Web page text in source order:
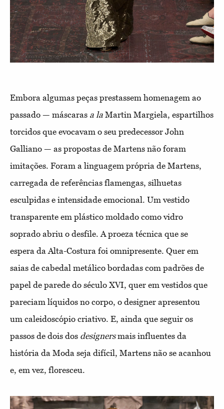
Embora algumas peças prestassem homenagem ao
passado — máscaras a la Martin Margiela, espartilhos
torcidos que evocavam o seu predecessor John
Galliano — as propostas de Martens não foram
imitações. Foram a linguagem própria de Martens,
carregada de referências flamengas, silhuetas
esculpidas e intensidade emocional. Um vestido
transparente em plástico moldado como vidro
soprado abriu o desfile. A proeza técnica que se
espera da Alta-Costura foi omnipresente. Quer em
saias de cabedal metálico bordadas com padrões de
papel de parede do século XVI, quer em vestidos que
pareciam líquidos no corpo, o designer apresentou
um caleidoscópio criativo. E, ainda que seguir os
passos de dois dos designersmais influentes da
história da Moda seja difícil, Martens não se acanhou
e, em vez, floresceu.